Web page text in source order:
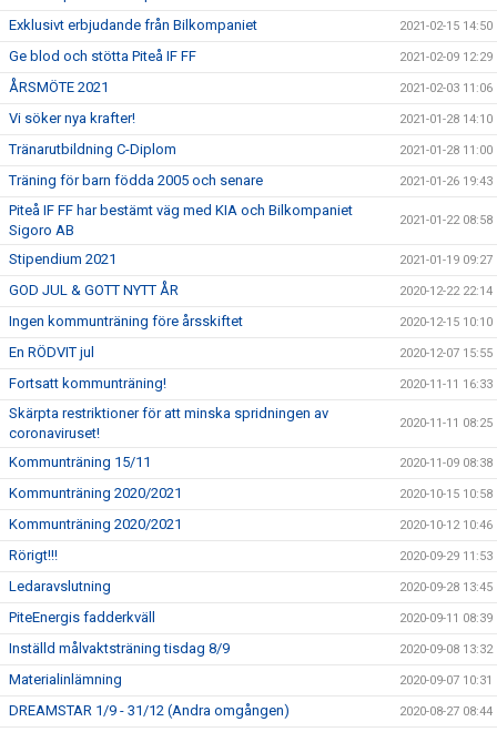
Exklusivt erbjudande från Bilkompaniet 2021-02-15 14:50
Ge blod och stötta Piteå IF FF 2021-02-09 12:29
ÅRSMÖTE 2021 2021-02-03 11:06
Vi söker nya krafter! 2021-01-28 14:10
Tränarutbildning C-Diplom 2021-01-28 11:00
Träning för barn födda 2005 och senare 2021-01-26 19:43
Piteå IF FF har bestämt väg med KIA och Bilkompaniet
Sigoro AB
2021-01-22 08:58
Stipendium 2021 2021-01-19 09:27
GOD JUL & GOTT NYTT ÅR 2020-12-22 22:14
Ingen kommunträning före årsskiftet 2020-12-15 10:10
En RÖDVIT jul 2020-12-07 15:55
Fortsatt kommunträning! 2020-11-11 16:33
Skärpta restriktioner för att minska spridningen av
coronaviruset!
2020-11-11 08:25
Kommunträning 15/11 2020-11-09 08:38
Kommunträning 2020/2021 2020-10-15 10:58
Kommunträning 2020/2021 2020-10-12 10:46
Rörigt!!! 2020-09-29 11:53
Ledaravslutning 2020-09-28 13:45
PiteEnergis fadderkväll 2020-09-11 08:39
Inställd målvaktsträning tisdag 8/9 2020-09-08 13:32
Materialinlämning 2020-09-07 10:31
DREAMSTAR 1/9 - 31/12 (Andra omgången) 2020-08-27 08:44